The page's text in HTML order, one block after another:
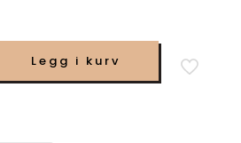
Legg i kurv